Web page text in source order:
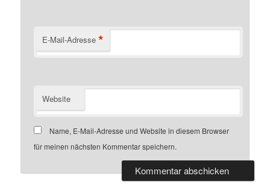
E-Mail-Adresse *
Website
Name, E-Mail-Adresse und Website in diesem Browser
für meinen nächsten Kommentar speichern.